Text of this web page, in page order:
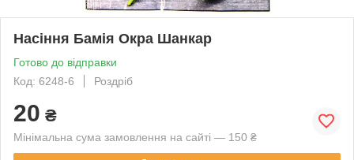
Насіння Бамія Окра Шанкар
Готово до відправки
Код: 6248-6
Роздріб
20 ₴
Мінімальна сума замовлення на сайті — 150 ₴